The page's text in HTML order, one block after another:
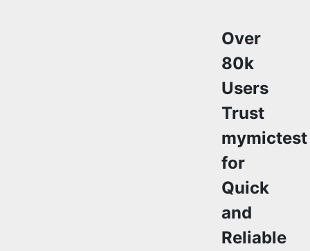
Over
80k
Users
Trust
mymictest
for
Quick
and
Reliable